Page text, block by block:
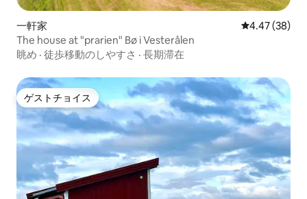
一軒家 レビュー38
4.47 (38)
The house at "prarien" Bø i Vesterålen
眺め · 徒歩移動のしやすさ · 長期滞在
ゲストチョイス
ゲストチョイス